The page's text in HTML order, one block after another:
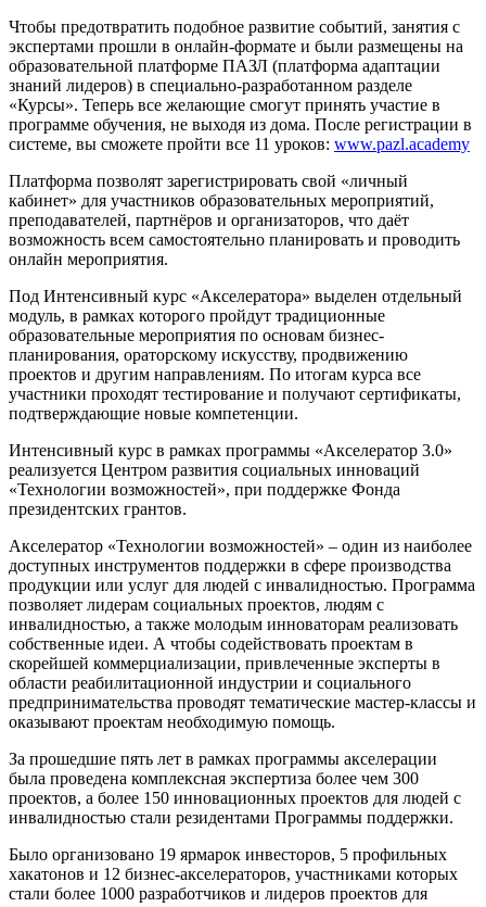
Чтобы предотвратить подобное развитие событий, занятия с
экспертами прошли в онлайн-формате и были размещены на
образовательной платформе ПАЗЛ (платформа адаптации
знаний лидеров) в специально-разработанном разделе
«Курсы». Теперь все желающие смогут принять участие в
программе обучения, не выходя из дома. После регистрации в
системе, вы сможете пройти все 11 уроков: www.pazl.academy
Платформа позволят зарегистрировать свой «личный
кабинет» для участников образовательных мероприятий,
преподавателей, партнёров и организаторов, что даёт
возможность всем самостоятельно планировать и проводить
онлайн мероприятия.
Под Интенсивный курс «Акселератора» выделен отдельный
модуль, в рамках которого пройдут традиционные
образовательные мероприятия по основам бизнес-
планирования, ораторскому искусству, продвижению
проектов и другим направлениям. По итогам курса все
участники проходят тестирование и получают сертификаты,
подтверждающие новые компетенции.
Интенсивный курс в рамках программы «Акселератор 3.0»
реализуется Центром развития социальных инноваций
«Технологии возможностей», при поддержке Фонда
президентских грантов.
Акселератор «Технологии возможностей» – один из наиболее
доступных инструментов поддержки в сфере производства
продукции или услуг для людей с инвалидностью. Программа
позволяет лидерам социальных проектов, людям с
инвалидностью, а также молодым инноваторам реализовать
собственные идеи. А чтобы содействовать проектам в
скорейшей коммерциализации, привлеченные эксперты в
области реабилитационной индустрии и социального
предпринимательства проводят тематические мастер-классы и
оказывают проектам необходимую помощь.
За прошедшие пять лет в рамках программы акселерации
была проведена комплексная экспертиза более чем 300
проектов, а более 150 инновационных проектов для людей с
инвалидностью стали резидентами Программы поддержки.
Было организовано 19 ярмарок инвесторов, 5 профильных
хакатонов и 12 бизнес-акселераторов, участниками которых
стали более 1000 разработчиков и лидеров проектов для